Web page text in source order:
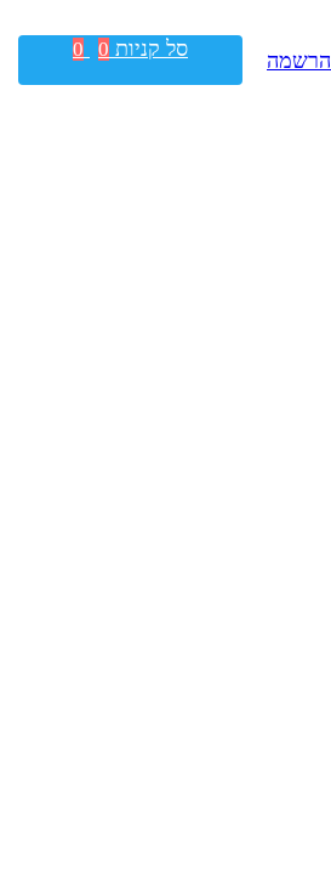
סל קניות 0
0